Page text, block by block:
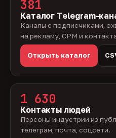
381
Каталог Telegram-
Каналы с подписчиками,
на рекламу, CPM и
Открыть каталог
1 630
Контакты людей
Персоны индустрии из
телеграм, почта, соцсети.